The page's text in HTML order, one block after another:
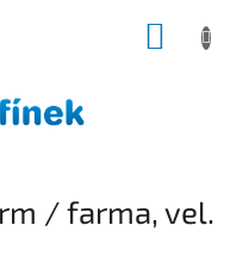
/ farma, vel.